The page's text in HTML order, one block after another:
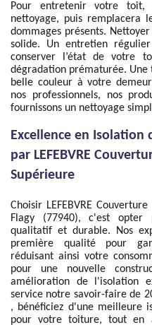
Pour entretenir votre toit,
nettoyage, puis remplacera
dommages présents.
solide. Un entretien
conserver l’état de votre
dégradation prématurée.
belle couleur à votre
nos professionnels, nos
fournissons un nettoyage
Excellence en Isolation
par LEFEBVRE
Supérieure
Choisir LEFEBVRE
Flagy (77940), c'est opter
qualitatif et durable. Nos
première qualité pour
réduisant ainsi votre
pour une nouvelle
amélioration de l'isolation
service notre savoir-faire de
, bénéficiez d'une meilleure
pour votre toiture, tout en